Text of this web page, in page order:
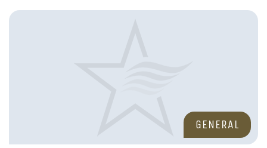
GENERAL